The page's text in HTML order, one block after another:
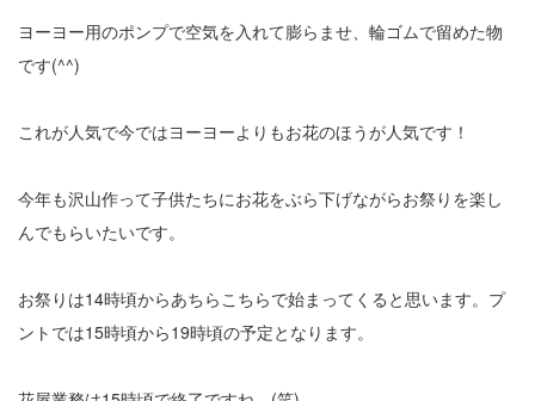
ヨーヨー用のポンプで空気を入れて膨らませ、輪ゴムで留めた物
です(^^)
これが人気で今ではヨーヨーよりもお花のほうが人気です！
今年も沢山作って子供たちにお花をぶら下げながらお祭りを楽し
んでもらいたいです。
お祭りは14時頃からあちらこちらで始まってくると思います。プ
ントでは15時頃から19時頃の予定となります。